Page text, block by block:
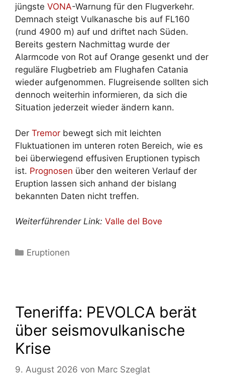
jüngste VONA-Warnung für den Flugverkehr.
Demnach steigt Vulkanasche bis auf FL160
(rund 4900 m) auf und driftet nach Süden.
Bereits gestern Nachmittag wurde der
Alarmcode von Rot auf Orange gesenkt und der
reguläre Flugbetrieb am Flughafen Catania
wieder aufgenommen. Flugreisende sollten sich
dennoch weiterhin informieren, da sich die
Situation jederzeit wieder ändern kann.
Der Tremor bewegt sich mit leichten
Fluktuationen im unteren roten Bereich, wie es
bei überwiegend effusiven Eruptionen typisch
ist. Prognosen über den weiteren Verlauf der
Eruption lassen sich anhand der bislang
bekannten Daten nicht treffen.
Weiterführender Link: Valle del Bove
Kategorien
Eruptionen
Teneriffa: PEVOLCA berät
über seismovulkanische
Krise
9. August 2026 von Marc Szeglat